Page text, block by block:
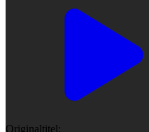
Originaltitel: